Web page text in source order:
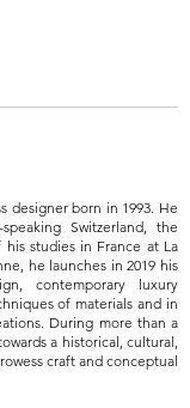
designer born in 1993. He
Switzerland, the
studies in France at La
he launches in 2019 his
contemporary luxury
of materials and in
During more than a
a historical, cultural,
craft and conceptual